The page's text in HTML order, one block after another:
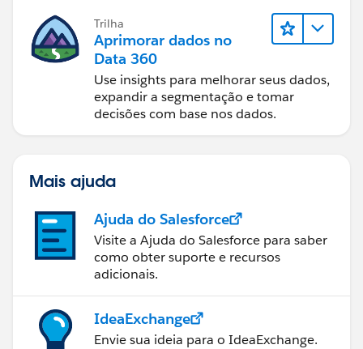
Trilha
Aprimorar dados no
Data 360
Use insights para melhorar seus dados,
expandir a segmentação e tomar
decisões com base nos dados.
Mais ajuda
Ajuda do Salesforce
Visite a Ajuda do Salesforce para saber
como obter suporte e recursos
adicionais.
IdeaExchange
Envie sua ideia para o IdeaExchange.